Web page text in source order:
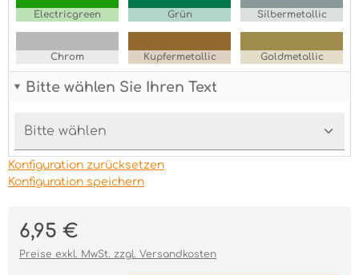
Electricgreen Grün Silbermetallic
Chrom Kupfermetallic Goldmetallic
Bitte wählen Sie Ihren Text
Konfiguration zurücksetzen
Konfiguration speichern
Regulärer Preis:
6,95 €
Preise exkl. MwSt. zzgl. Versandkosten